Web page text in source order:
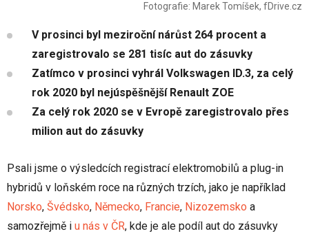
Fotografie: Marek Tomíšek, fDrive.cz
V prosinci byl meziroční nárůst 264 procent a
zaregistrovalo se 281 tisíc aut do zásuvky
Zatímco v prosinci vyhrál Volkswagen ID.3, za celý
rok 2020 byl nejúspěšnější Renault ZOE
Za celý rok 2020 se v Evropě zaregistrovalo přes
milion aut do zásuvky
Psali jsme o výsledcích registrací elektromobilů a plug-in
hybridů v loňském roce na různých trzích, jako je například
Norsko, Švédsko, Německo, Francie, Nizozemsko a
samozřejmě i u nás v ČR, kde je ale podíl aut do zásuvky